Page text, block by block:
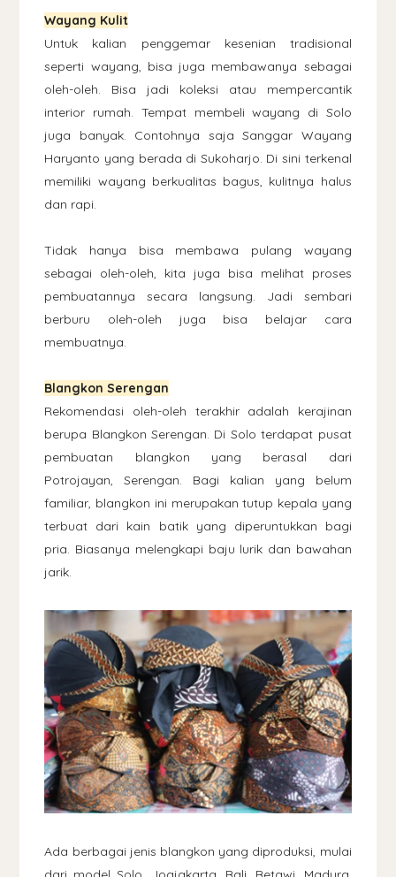
Wayang Kulit
Untuk kalian penggemar kesenian tradisional
seperti wayang, bisa juga membawanya sebagai
oleh-oleh. Bisa jadi koleksi atau mempercantik
interior rumah. Tempat membeli wayang di Solo
juga banyak. Contohnya saja Sanggar Wayang
Haryanto yang berada di Sukoharjo. Di sini terkenal
memiliki wayang berkualitas bagus, kulitnya halus
dan rapi.
Tidak hanya bisa membawa pulang wayang
sebagai oleh-oleh, kita juga bisa melihat proses
pembuatannya secara langsung. Jadi sembari
berburu oleh-oleh juga bisa belajar cara
membuatnya.
Blangkon Serengan
Rekomendasi oleh-oleh terakhir adalah kerajinan
berupa Blangkon Serengan. Di Solo terdapat pusat
pembuatan blangkon yang berasal dari
Potrojayan, Serengan. Bagi kalian yang belum
familiar, blangkon ini merupakan tutup kepala yang
terbuat dari kain batik yang diperuntukkan bagi
pria. Biasanya melengkapi baju lurik dan bawahan
jarik.
Ada berbagai jenis blangkon yang diproduksi, mulai